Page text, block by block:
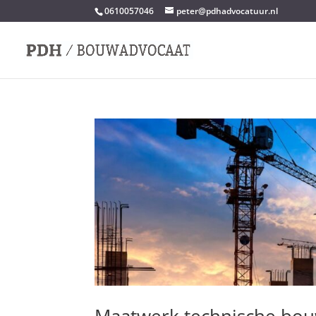
0610057046 peter@pdhadvocatuur.nl